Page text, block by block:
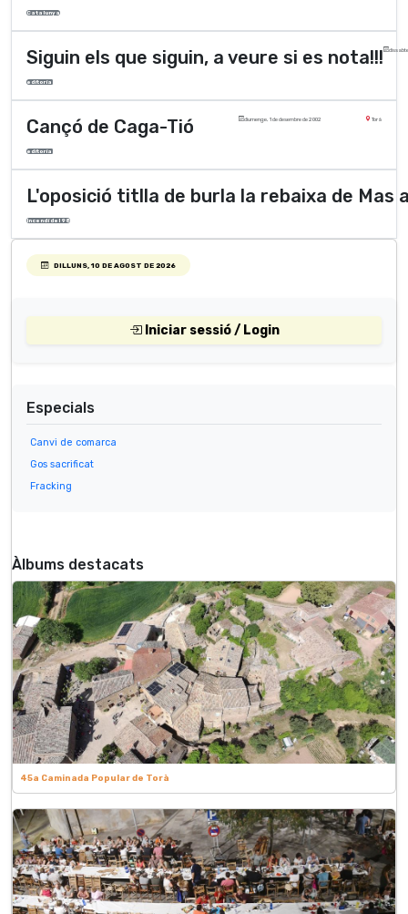
Catalunya
Siguin els que siguin, a veure si es nota!!!
editorial
Cançó de Caga-Tió diumenge, 1 de desembre de 2002 Torà
editorial
L'oposició titlla de burla la rebaixa de Mas
Incendi del 98
DILLUNS, 10 DE AGOST DE 2026
Iniciar sessió / Login
Especials
Canvi de comarca
Gos sacrificat
Fracking
Àlbums destacats
45a Caminada Popular de Torà